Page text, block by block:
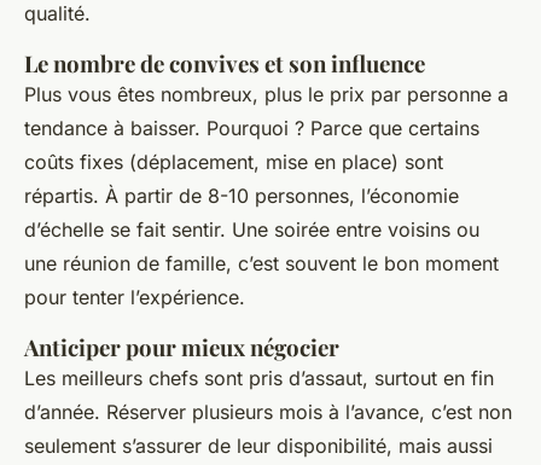
qualité.
Le nombre de convives et son influence
Plus vous êtes nombreux, plus le prix par personne a
tendance à baisser. Pourquoi ? Parce que certains
coûts fixes (déplacement, mise en place) sont
répartis. À partir de 8-10 personnes, l’économie
d’échelle se fait sentir. Une soirée entre voisins ou
une réunion de famille, c’est souvent le bon moment
pour tenter l’expérience.
Anticiper pour mieux négocier
Les meilleurs chefs sont pris d’assaut, surtout en fin
d’année. Réserver plusieurs mois à l’avance, c’est non
seulement s’assurer de leur disponibilité, mais aussi